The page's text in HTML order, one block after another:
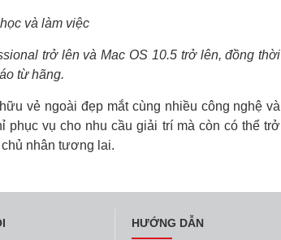
và làm việc
trở lên và Mac OS 10.5 trở lên, đồng thời
từ hãng.
vẻ ngoài đẹp mắt cùng nhiều công nghệ và
vụ cho nhu cầu giải trí mà còn có thể trở
nhân tương lai.
HƯỚNG DẪN